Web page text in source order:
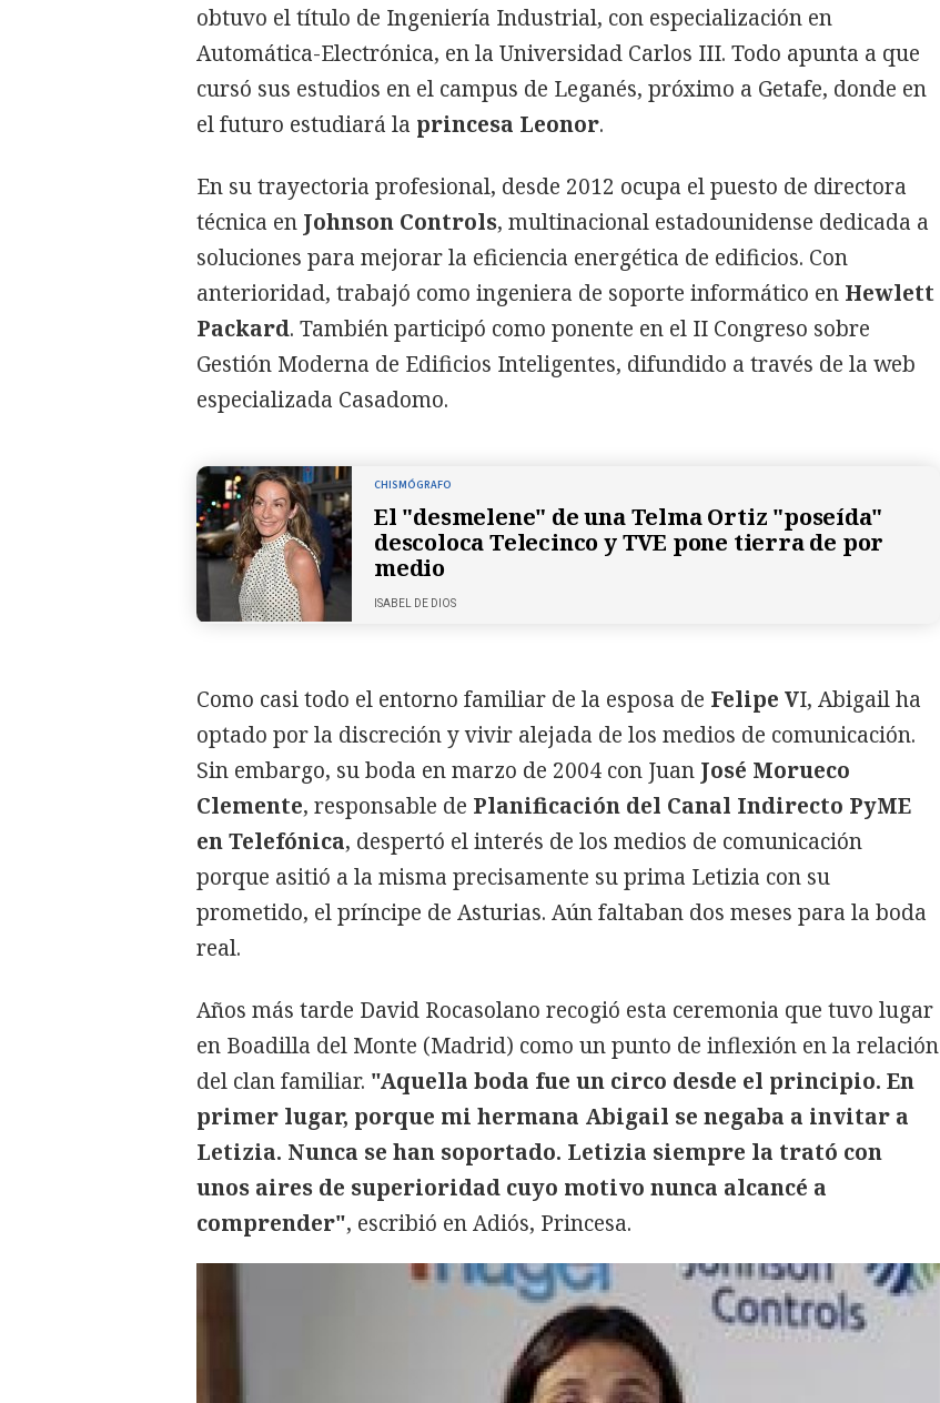
obtuvo el título de Ingeniería Industrial, con especialización en
Automática-Electrónica, en la Universidad Carlos III. Todo apunta a que
cursó sus estudios en el campus de Leganés, próximo a Getafe, donde en
el futuro estudiará la princesa Leonor.
En su trayectoria profesional, desde 2012 ocupa el puesto de directora
técnica en Johnson Controls, multinacional estadounidense dedicada a
soluciones para mejorar la eficiencia energética de edificios. Con
anterioridad, trabajó como ingeniera de soporte informático en Hewlett
Packard. También participó como ponente en el II Congreso sobre
Gestión Moderna de Edificios Inteligentes, difundido a través de la web
especializada Casadomo.
CHISMÓGRAFO
El "desmelene" de una Telma Ortiz "poseída"
descoloca Telecinco y TVE pone tierra de por
medio
ISABEL DE DIOS
Como casi todo el entorno familiar de la esposa de Felipe VI, Abigail ha
optado por la discreción y vivir alejada de los medios de comunicación.
Sin embargo, su boda en marzo de 2004 con Juan José Morueco
Clemente, responsable de Planificación del Canal Indirecto PyME
en Telefónica, despertó el interés de los medios de comunicación
porque asitió a la misma precisamente su prima Letizia con su
prometido, el príncipe de Asturias. Aún faltaban dos meses para la boda
real.
Años más tarde David Rocasolano recogió esta ceremonia que tuvo lugar
en Boadilla del Monte (Madrid) como un punto de inflexión en la relación
del clan familiar. "Aquella boda fue un circo desde el principio. En
primer lugar, porque mi hermana Abigail se negaba a invitar a
Letizia. Nunca se han soportado. Letizia siempre la trató con
unos aires de superioridad cuyo motivo nunca alcancé a
comprender", escribió en Adiós, Princesa.